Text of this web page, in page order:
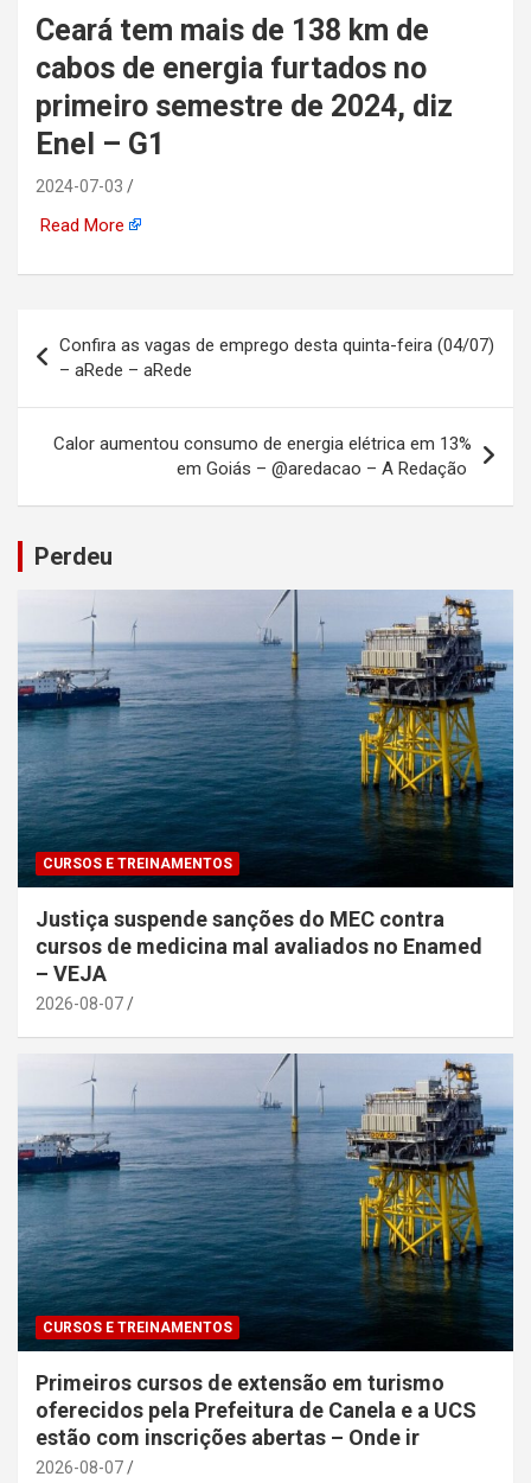
automotiva, mineração,
indústria naval, etc
Ceará tem mais de 138 km de
cabos de energia furtados no
primeiro semestre de 2024, diz
Enel – G1
2024-07-03
Read More
de
Post
Confira as vagas de emprego desta quinta-feira (04/07)
– aRede – aRede
Calor aumentou consumo de energia elétrica em 13%
em Goiás – @aredacao – A Redação
Perdeu
CURSOS E TREINAMENTOS
Justiça suspende sanções do MEC contra
cursos de medicina mal avaliados no Enamed
– VEJA
2026-08-07
CURSOS E TREINAMENTOS
Primeiros cursos de extensão em turismo
oferecidos pela Prefeitura de Canela e a UCS
estão com inscrições abertas – Onde ir
2026-08-07